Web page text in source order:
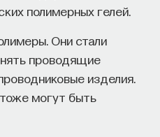
полимерных гелей.
Они стали
проводящие
изделия.
могут быть
механизм,